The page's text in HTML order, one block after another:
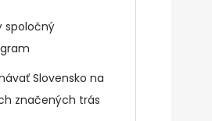
spoločný
Slovensko na
značených trás